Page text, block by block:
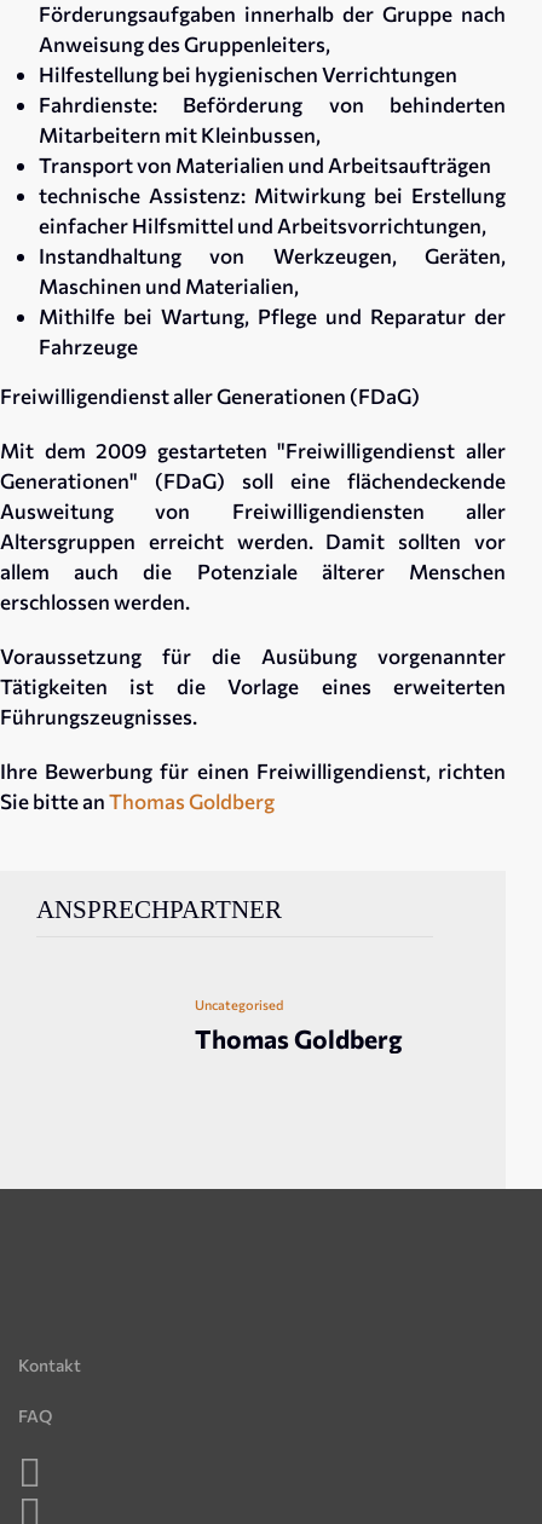
Förderungsaufgaben innerhalb der Gruppe nach
Anweisung des Gruppenleiters,
Hilfestellung bei hygienischen Verrichtungen
Fahrdienste: Beförderung von behinderten
Mitarbeitern mit Kleinbussen,
Transport von Materialien und Arbeitsaufträgen
technische Assistenz: Mitwirkung bei Erstellung
einfacher Hilfsmittel und Arbeitsvorrichtungen,
Instandhaltung von Werkzeugen, Geräten,
Maschinen und Materialien,
Mithilfe bei Wartung, Pflege und Reparatur der
Fahrzeuge
Freiwilligendienst aller Generationen (FDaG)
Mit dem 2009 gestarteten "Freiwilligendienst aller
Generationen" (FDaG) soll eine flächendeckende
Ausweitung von Freiwilligendiensten aller
Altersgruppen erreicht werden. Damit sollten vor
allem auch die Potenziale älterer Menschen
erschlossen werden.
Voraussetzung für die Ausübung vorgenannter
Tätigkeiten ist die Vorlage eines erweiterten
Führungszeugnisses.
Ihre Bewerbung für einen Freiwilligendienst, richten
Sie bitte an Thomas Goldberg
ANSPRECHPARTNER
Uncategorised
Thomas Goldberg
Kontakt
FAQ